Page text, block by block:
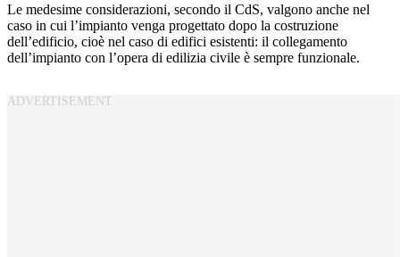
Le medesime considerazioni, secondo il CdS, valgono anche nel
caso in cui l’impianto venga progettato dopo la costruzione
dell’edificio, cioè nel caso di edifici esistenti: il collegamento
dell’impianto con l’opera di edilizia civile è sempre funzionale.